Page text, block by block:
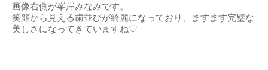
画像右側が峯岸みなみです。
笑顔から見える歯並びが綺麗になっており、ますます完璧な
美しさになってきていますね♡